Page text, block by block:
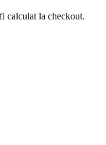
calculat la checkout.